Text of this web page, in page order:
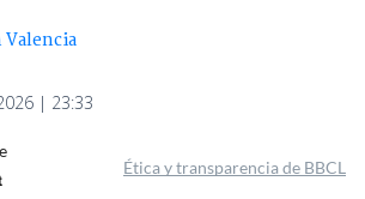
Valencia
| 23:33
Ética y transparencia de BBCL